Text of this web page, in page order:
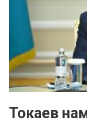
Токаев